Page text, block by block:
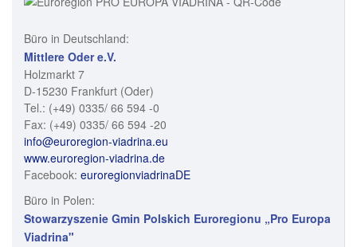
Büro in Deutschland:
Mittlere Oder e.V.
Holzmarkt 7
D-15230 Frankfurt (Oder)
Tel.: (+49) 0335/ 66 594 -0
Fax: (+49) 0335/ 66 594 -20
info@euroregion-viadrina.eu
www.euroregion-viadrina.de
Facebook: euroregionviadrinaDE
Büro in Polen:
Stowarzyszenie Gmin Polskich Euroregionu „Pro Europa
Viadrina"